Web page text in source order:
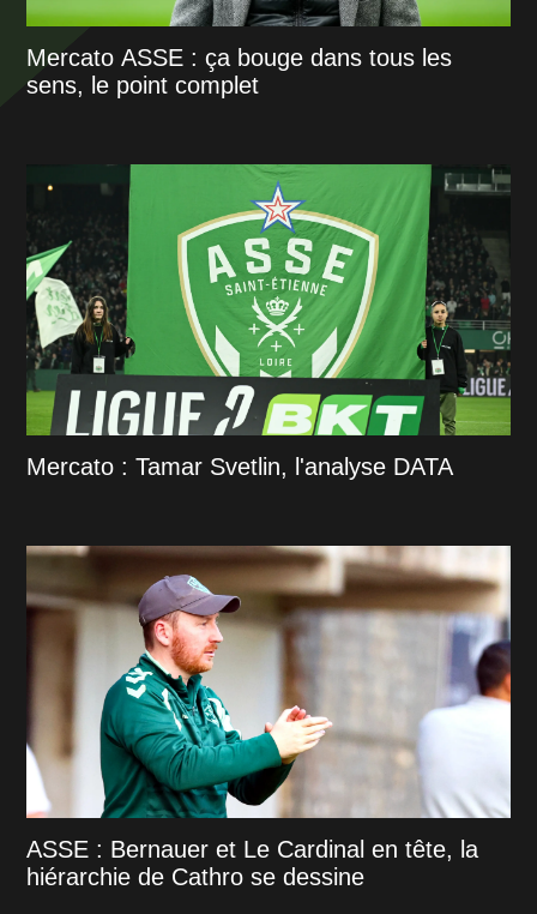
Mercato ASSE : ça bouge dans tous les
sens, le point complet
Mercato : Tamar Svetlin, l'analyse DATA
ASSE : Bernauer et Le Cardinal en tête, la
hiérarchie de Cathro se dessine